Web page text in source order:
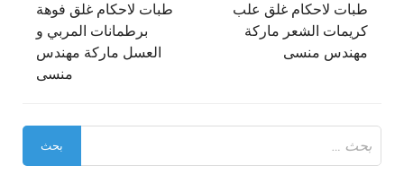
المقالات
طبات لاحكام غلق علب
كريمات الشعر ماركة
مهندس منسى
طبات لاحكام غلق فوهة
برطمانات المربي و
العسل ماركة مهندس
منسى
عن: